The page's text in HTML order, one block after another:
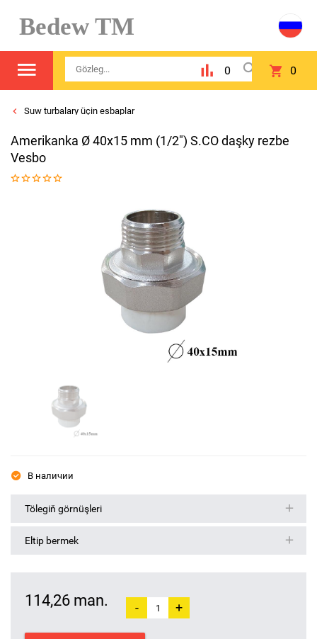
Bedew TM
0 0
Suw turbalary üçin esbaplar
Amerikanka Ø 40x15 mm (1/2") S.CO daşky rezbe
Vesbo
В наличии
Tölegiň görnüşleri
Eltip bermek
114,26 man. - +